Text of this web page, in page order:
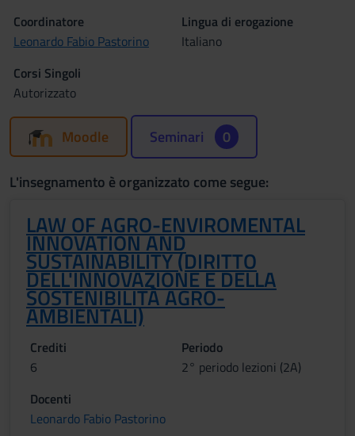
Coordinatore
Leonardo Fabio Pastorino
Lingua di erogazione
Italiano
Corsi Singoli
Autorizzato
Moodle Seminari 0
L'insegnamento è organizzato come segue:
LAW OF AGRO-ENVIROMENTAL
INNOVATION AND
SUSTAINABILITY (DIRITTO
DELL'INNOVAZIONE E DELLA
SOSTENIBILITÀ AGRO-
AMBIENTALI)
Crediti
6
Periodo
2° periodo lezioni (2A)
Docenti
Leonardo Fabio Pastorino